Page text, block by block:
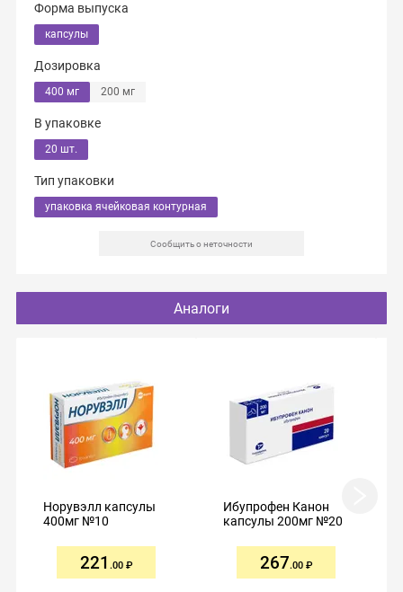
Форма выпуска
капсулы
Дозировка
400 мг 200 мг
В упаковке
20 шт.
Тип упаковки
упаковка ячейковая контурная
Сообщить о неточности
Аналоги
Норувэлл капсулы
400мг №10
221 .00
Ибупрофен Канон
капсулы 200мг №20
267.00